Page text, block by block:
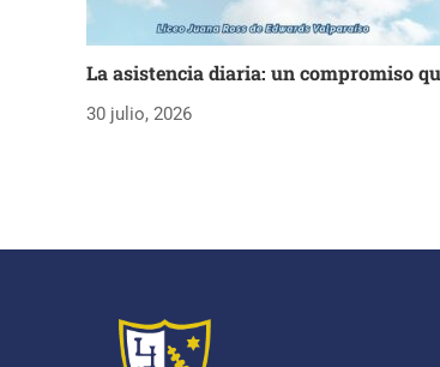
La asistencia diaria: un compromiso
30 julio, 2026